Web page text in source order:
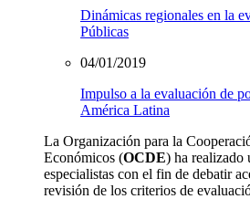
Dinámicas regionales en la
Públicas
04/01/2019
Impulso a la evaluación de
América Latina
La Organización para la
Económicos (OCDE) ha realizado
especialistas con el fin de debatir
revisión de los criterios de